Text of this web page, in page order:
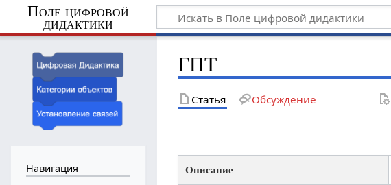
Поле цифровой
дидактики
ГПТ
Статья Обсуждение
Описание
Навигация